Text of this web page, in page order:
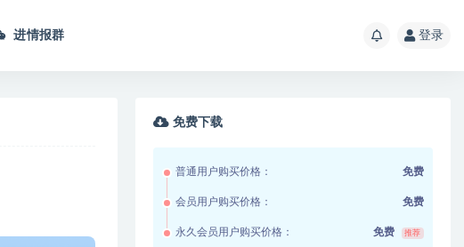
进情报群 登录
免费下载
普通用户购买价格： 免费
会员用户购买价格： 免费
永久会员用户购买价格： 免费 推荐